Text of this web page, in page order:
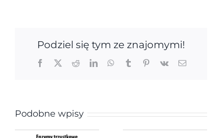
Podziel się tym ze znajomymi!
Facebook
X RedditLinkedInWhatsApp
TumblrPinterest
Vk Email
Podobne wpisy